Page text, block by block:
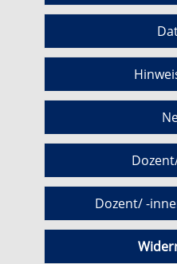
Dozent/ -